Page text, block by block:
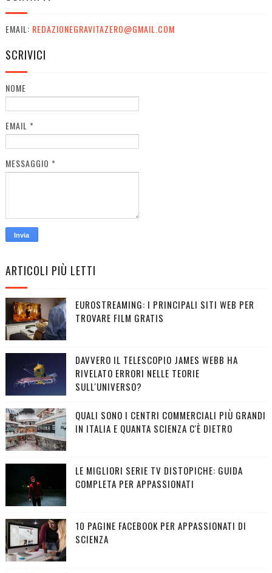
EMAIL: REDAZIONEGRAVITAZERO@GMAIL.COM
SCRIVICI
NOME
EMAIL *
MESSAGGIO *
ARTICOLI PIÙ LETTI
EUROSTREAMING: I PRINCIPALI SITI WEB PER
TROVARE FILM GRATIS
DAVVERO IL TELESCOPIO JAMES WEBB HA
RIVELATO ERRORI NELLE TEORIE
SULL'UNIVERSO?
QUALI SONO I CENTRI COMMERCIALI PIÙ GRANDI
IN ITALIA E QUANTA SCIENZA C'È DIETRO
LE MIGLIORI SERIE TV DISTOPICHE: GUIDA
COMPLETA PER APPASSIONATI
10 PAGINE FACEBOOK PER APPASSIONATI DI
SCIENZA